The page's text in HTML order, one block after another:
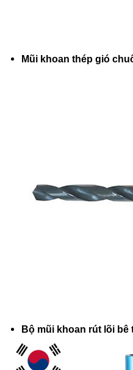
Mũi khoan thép gió
Bộ mũi khoan rút lõi bê